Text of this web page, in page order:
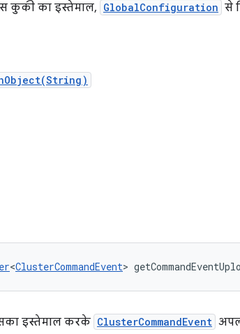
कुकी का इस्तेमाल, GlobalConfiguration से
<ClusterCommandEvent>
इस्तेमाल करके ClusterCommandEvent